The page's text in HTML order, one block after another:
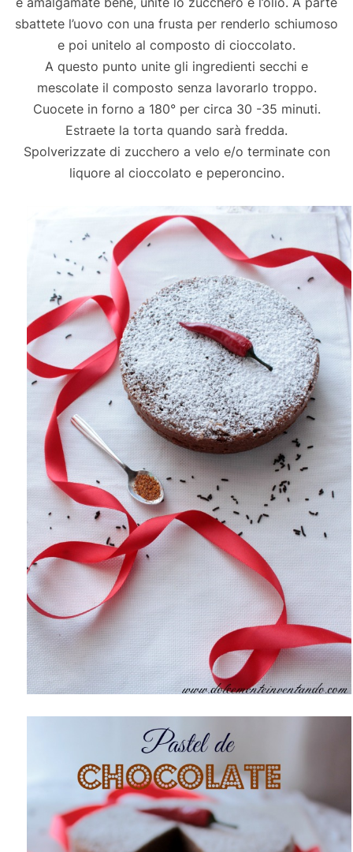
sbattete l’uovo con una frusta per renderlo schiumoso
e poi unitelo al composto di cioccolato.
A questo punto unite gli ingredienti secchi e
mescolate il composto senza lavorarlo troppo.
Cuocete in forno a 180° per circa 30 -35 minuti.
Estraete la torta quando sarà fredda.
Spolverizzate di zucchero a velo e/o terminate con
liquore al cioccolato e peperoncino.